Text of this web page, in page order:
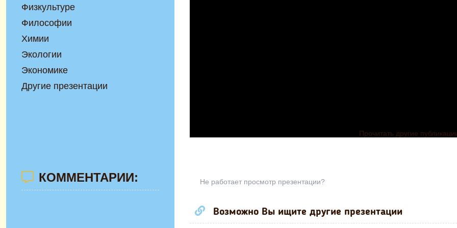
Прочитать другие
Не работает просмотр презентации?
Возможно Вы ищите другие презентации
истории на
Физкультуре
Философии
Химии
Экологии
Экономике
Другие презентации
КОММЕНТАРИИ: